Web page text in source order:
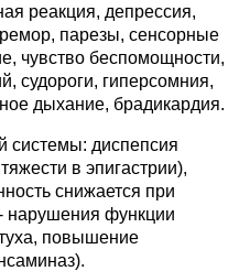
реакция, депрессия,
парезы, сенсорные
чувство беспомощности,
судороги, гиперсомния,
дыхание, брадикардия.
системы: диспепсия
в эпигастрии),
снижается при
нарушения функции
повышение